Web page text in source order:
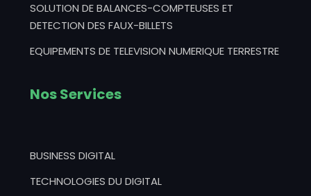
SOLUTION DE BALANCES-COMPTEUSES ET
DETECTION DES FAUX-BILLETS
EQUIPEMENTS DE TELEVISION NUMERIQUE TERRESTRE
Nos Services
BUSINESS DIGITAL
TECHNOLOGIES DU DIGITAL